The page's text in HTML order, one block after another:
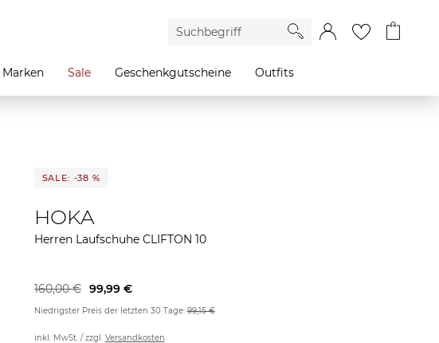
Marken Sale Geschenkgutscheine Outfits
SALE: -38 %
HOKA
Herren Laufschuhe CLIFTON 10
99,99 €
160,00 €
Niedrigster Preis der letzten 30 Tage:99,15 €
inkl. MwSt. / zzgl. Versandkosten